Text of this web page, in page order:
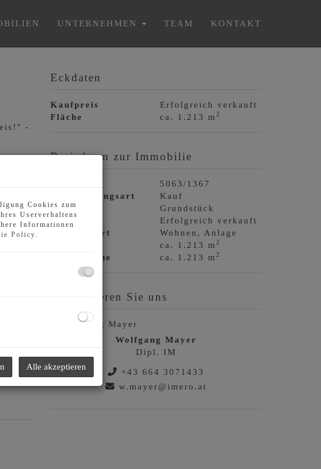
UNTERNEHMEN TEAM KONTAKT
Eckdaten
Kaufpreis
Erfolgreich verkauft
Fläche
ca. 1.213 m2
Basisdaten zur Immobilie
5063/1367
Vermarktungsart
Kauf
Objektart
Grundstück
Kaufpreis
Erfolgreich verkauft
Nutzungsart
Wohnen
Anlage
ca. 1.213 m2
Grundfläche ca. 1.213 m2
Kontaktieren Sie uns
Wolfgang Mayer
Dipl. IM
+43 664 3071433
w.mayer@imero.at
Cookies zum
Userverhaltens
Informationen
Policy
Alle akzeptieren